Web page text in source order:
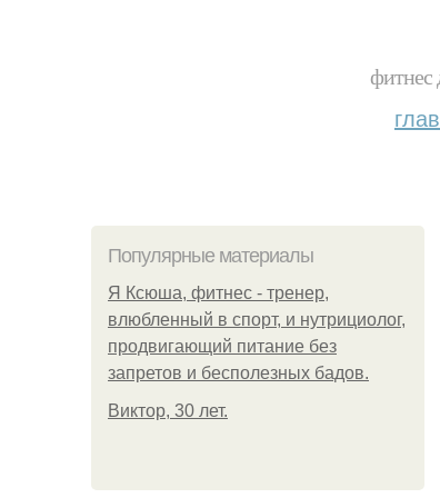
фитнес
Популярные материалы
Я Ксюша, фитнес - тренер,
влюбленный в спорт, и нутрициолог,
продвигающий питание без
запретов и бесполезных бадов.
Виктор, 30 лет.